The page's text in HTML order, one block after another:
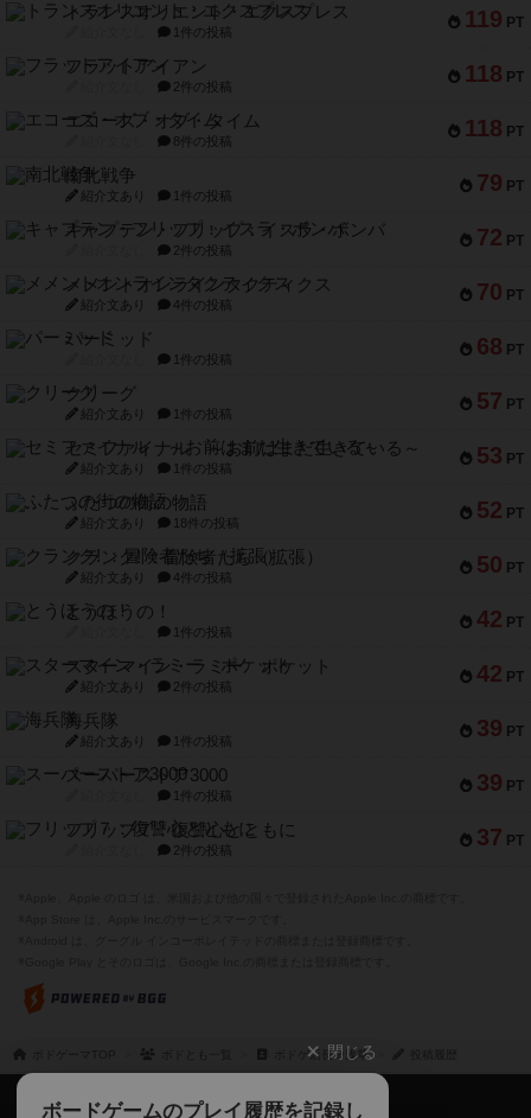
119 PT
トランスオリエント・エクスプレス
1件の投稿
118 PT
フラットアイアン
2件の投稿
118 PT
エコーズ・オブ・タイム
8件の投稿
79 PT
南北戦争
紹介文あり 1件の投稿
72 PT
キャプテン・フリップ：イスラ・ボンバ
2件の投稿
70 PT
メメントオンラインタクティクス
紹介文あり 4件の投稿
68 PT
パーミッド
1件の投稿
57 PT
クリーグ
紹介文あり 1件の投稿
53 PT
セミファイナル ～お前はまだ生きている～
紹介文あり 1件の投稿
52 PT
ふたつの街の物語
紹介文あり 18件の投稿
50 PT
クランク! ：冒険者たち（拡張）
紹介文あり 4件の投稿
42 PT
とうほうの！
1件の投稿
42 PT
スターマイン・ラミー ポケット
紹介文あり 2件の投稿
39 PT
海兵隊
紹介文あり 1件の投稿
39 PT
スーパーストア3000
1件の投稿
37 PT
フリップ７：復讐心とともに
2件の投稿
ボドゲ店長＠浅草
閉じる
ボードゲームのプレイ履歴を記録し
ボドゲーマTOP